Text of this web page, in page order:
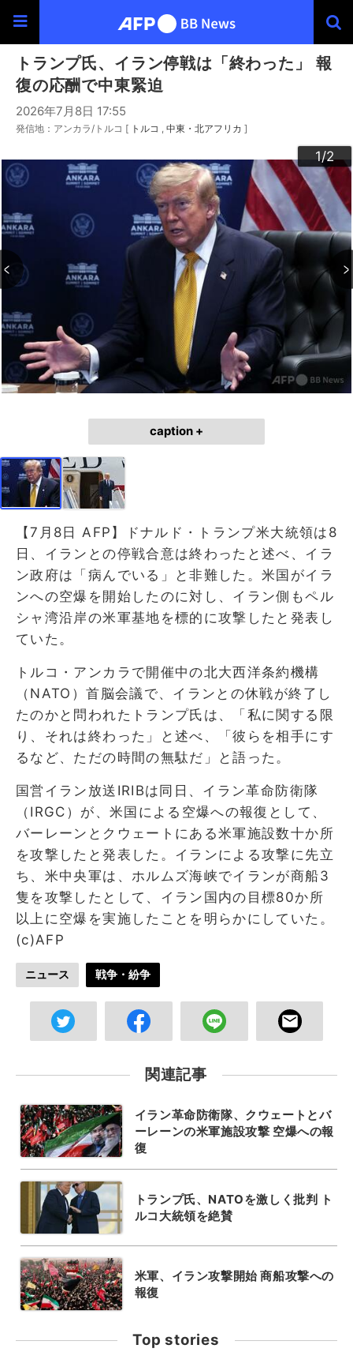
トランプ氏、イラン停戦は「終わった」 報
復の応酬で中東緊迫
2026年7月8日 17:55
発信地：アンカラ/トルコ [ トルコ 中東・北アフリカ ]
1/2
2/2
caption +
【7月8日 AFP】ドナルド・トランプ米大統領は8
日、イランとの停戦合意は終わったと述べ、イラ
ン政府は「病んでいる」と非難した。米国がイラ
ンへの空爆を開始したのに対し、イラン側もペル
シャ湾沿岸の米軍基地を標的に攻撃したと発表し
ていた。
トルコ・アンカラで開催中の北大西洋条約機構
（NATO）首脳会議で、イランとの休戦が終了し
たのかと問われたトランプ氏は、「私に関する限
り、それは終わった」と述べ、「彼らを相手にす
るなど、ただの時間の無駄だ」と語った。
国営イラン放送IRIBは同日、イラン革命防衛隊
（IRGC）が、米国による空爆への報復として、
バーレーンとクウェートにある米軍施設数十か所
を攻撃したと発表した。イランによる攻撃に先立
ち、米中央軍は、ホルムズ海峡でイランが商船3
隻を攻撃したとして、イラン国内の目標80か所
以上に空爆を実施したことを明らかにしていた。
(c)AFP
ニュース 戦争・紛争
関連記事
イラン革命防衛隊、クウェートとバ
ーレーンの米軍施設攻撃 空爆への報
復
トランプ氏、NATOを激しく批判 ト
ルコ大統領を絶賛
米軍、イラン攻撃開始 商船攻撃への
報復
Top stories